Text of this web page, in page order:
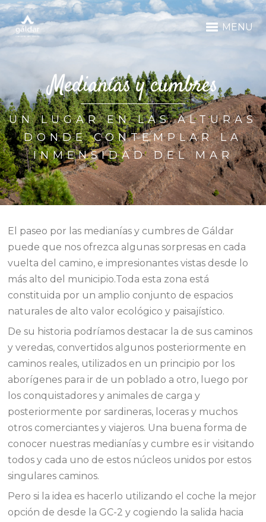
MENU
Medianías y cumbres
UN LUGAR EN LAS ALTURAS
DONDE CONTEMPLAR LA
INMENSIDAD DEL MAR
El paseo por las medianías y cumbres de Gáldar
puede que nos ofrezca algunas sorpresas en cada
vuelta del camino, e impresionantes vistas desde lo
más alto del municipio.Toda esta zona está
constituida por un amplio conjunto de espacios
naturales de alto valor ecológico y paisajístico.
De su historia podríamos destacar la de sus caminos
y veredas, convertidos algunos posteriormente en
caminos reales, utilizados en un principio por los
aborígenes para ir de un poblado a otro, luego por
los conquistadores y animales de carga y
posteriormente por sardineras, loceras y muchos
otros comerciantes y viajeros. Una buena forma de
conocer nuestras medianías y cumbre es ir visitando
todos y cada uno de estos núcleos unidos por estos
singulares caminos.
Pero si la idea es hacerlo utilizando el coche la mejor
opción de desde la GC-2 y cogiendo la salida hacia